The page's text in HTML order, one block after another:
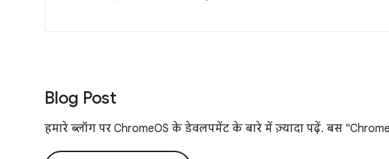
Blog Post
हमारे ब्लॉग पर ChromeOS के डेवलपमेंट के बारे में ज़्यादा पढ़ें. बस